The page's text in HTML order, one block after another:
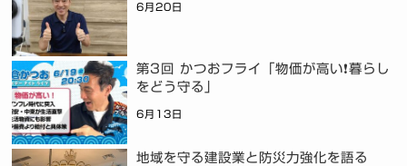
6月20日
第3回 かつおフライ「物価が高い❗暮らし
をどう守る」
6月13日
地域を守る建設業と防災力強化を語る